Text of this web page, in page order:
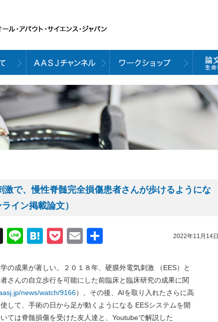
で、慢性脊髄完全損傷患者さんが歩けるようにな
イン掲載論文）
2022年11月14日
X LineHatena
Pocket
Email
の成果が著しい。２０１８年、硬膜外電気刺激 （EES）と
さんの自立歩行を可能にした前臨床と臨床研究の成果に関
news/watch/9166）、その後、AIを取り入れたさらに高
して、手術の日から足が動くようになる EESシステムを開
ては脊髄損傷を受けた友人達と、Youtubeで解説した